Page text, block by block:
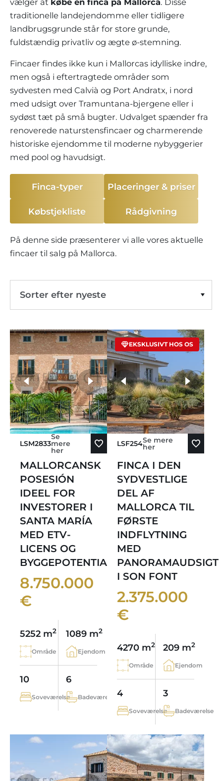
VINGÅRD
BOLIGSØGNING PÅ MALLORCA
SALG-AF-BOUTIQUE-HOTELLER
LIVE VIDEO TOUR
SKATTER OG EKSTRAOMKOSTNINGER
ENERGICERTIFIKAT
FAQ
EJENDOMSMÆGLERE PORTALS MALLORCA
VORES TEAM
KUNDEUDTALELSER
NYHEDER
UAFHÆNGIG EJENDOMSMÆGLER
CONTACT
REGION ANDRATX
REGION SANTA PONSA
MALLORCA LIFESTYLE
KULINARISK MALLORCA
SHOPPING PÅ MALLORCA
FRITIDSAKTIVITETER PÅ MALLORCA
SKOLER PÅ MALLORCA
LUXURY ESTATES & MALLORCA MAGAZIN
CHRISTIE'S REAL ESTATE
KONTAKT
Finca Slet filter
vælger at købe en finca på Mallorca. Disse
traditionelle landejendomme eller tidligere
landbrugsgrunde står for store grunde,
fuldstændig privatliv og ægte ø-stemning.
Fincaer findes ikke kun i Mallorcas idylliske indre,
men også i eftertragtede områder som
sydvesten med Calvià og Port Andratx, i nord
med udsigt over Tramuntana-bjergene eller i
sydøst tæt på små bugter. Udvalget spænder fra
renoverede naturstensfincaer og charmerende
historiske ejendomme til moderne nybyggerier
med pool og havudsigt.
Finca-typer Placeringer & priser
Købstjekliste Rådgivning
På denne side præsenterer vi alle vores aktuelle
fincaer til salg på Mallorca.
Sorter efter nyeste
Pris faldende
Sorter efter ældste
Sorter efter nyeste
LSM2833
Se
mere
her
MALLORCANSK
POSESIÓN
IDEEL FOR
INVESTORER I
SANTA MARÍA
MED ETV-
LICENS OG
BYGGEPOTENTIALE
8.750.000
€
5252 m2
Område
1089 m2
Ejendom
10
Soveværelse
6
Badeværelse
flere fotos
LSF254Se mere
her
FINCA I DEN
SYDVESTLIGE
DEL AF
MALLORCA TIL
FØRSTE
INDFLYTNING
MED
PANORAMAUDSIGT
I SON FONT
2.375.000
€
4270 m2
Område
209 m2
Ejendom
4
Soveværelse
3
Badeværelse
EKSKLUSIVT HOS OS